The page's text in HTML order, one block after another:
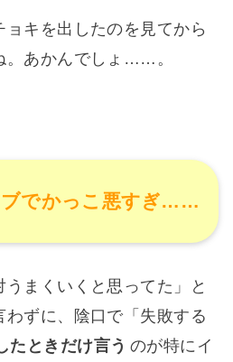
キを出したのを見てから
。あかんでしょ……。
ブでかっこ悪すぎ……
まくいくと思ってた」と
ずに、陰口で「失敗する
たときだけ言う のが特にイ